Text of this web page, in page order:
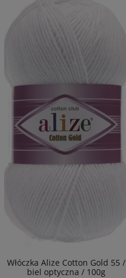
Włóczka Alize Cotton Gold 55 /
biel optyczna / 100g